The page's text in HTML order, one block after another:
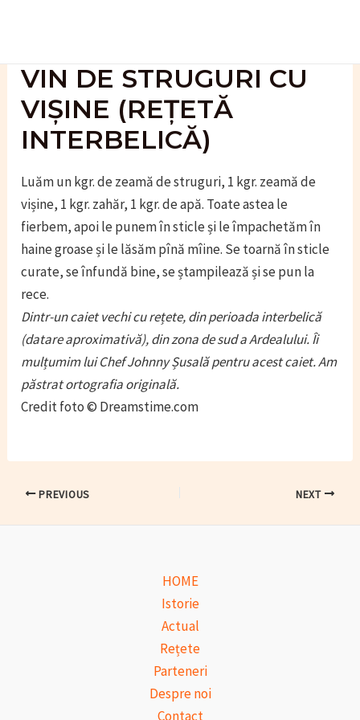
VIN DE STRUGURI CU
VIȘINE (REȚETĂ
INTERBELICĂ)
Luăm un kgr. de zeamă de struguri, 1 kgr. zeamă de
vișine, 1 kgr. zahăr, 1 kgr. de apă. Toate astea le
fierbem, apoi le punem în sticle și le împachetăm în
haine groase și le lăsăm pînă mîine. Se toarnă în sticle
curate, se înfundă bine, se ștampilează și se pun la
rece.
Dintr-un caiet vechi cu rețete, din perioada interbelică
(datare aproximativă), din zona de sud a Ardealului. Îi
mulțumim lui Chef Johnny Șusală pentru acest caiet. Am
păstrat ortografia originală.
Credit foto © Dreamstime.com
Post PREVIOUS NEXT
HOME
Istorie
Actual
Rețete
Parteneri
Despre noi
Contact